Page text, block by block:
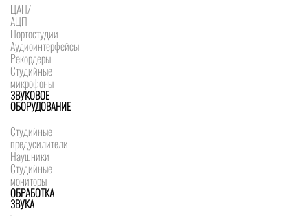
ЦАП/
АЦП
Портостудии
Аудиоинтерфейсы
Рекордеры
Студийные
микрофоны
ЗВУКОВОЕ
ОБОРУДОВАНИЕ
Студийные
предусилители
Наушники
Студийные
мониторы
ОБРАБОТКА
ЗВУКА